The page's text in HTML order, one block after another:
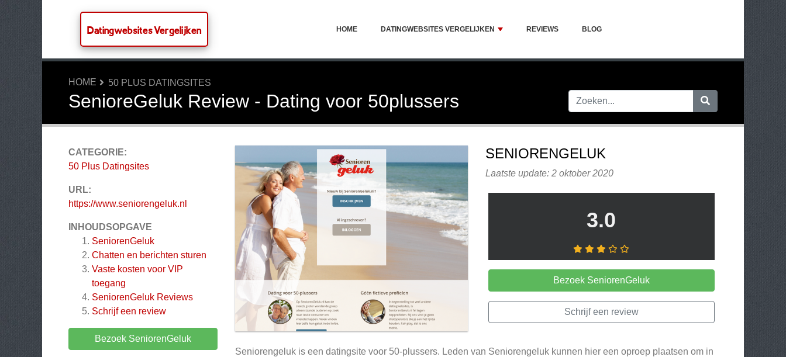
Datingwebsites Vergelijken HOME DATINGWEBSITES VERGELIJKEN REVIEWS BLOG
HOME 50 PLUS DATINGSITES
SenioreGeluk Review - Dating voor 50plussers
CATEGORIE:
50 Plus Datingsites
URL:
https://www.seniorengeluk.nl
INHOUDSOPGAVE
SeniorenGeluk
Chatten en berichten sturen
Vaste kosten voor VIP
toegang
SeniorenGeluk Reviews
Schrijf een review
Bezoek SeniorenGeluk
SENIORENGELUK
Laatste update: 2 oktober 2020
3.0
Bezoek SeniorenGeluk
Schrijf een review
Seniorengeluk is een datingsite voor 50-plussers. Leden van Seniorengeluk kunnen hier een oproep plaatsen om in